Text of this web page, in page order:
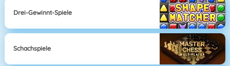
Drei-Gewinnt-Spiele
Schachspiele